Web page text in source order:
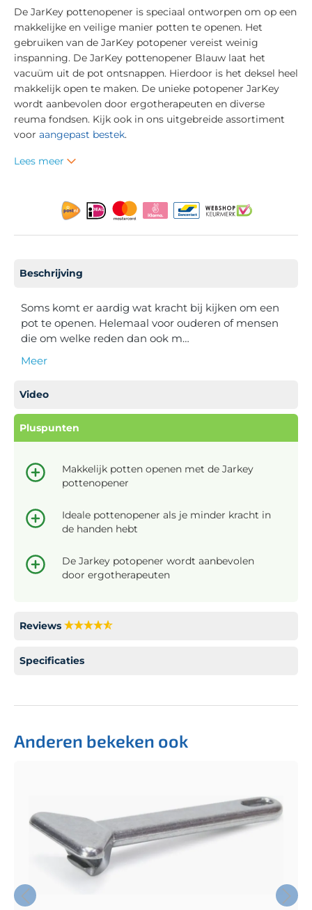
De JarKey pottenopener is speciaal ontworpen om op een
makkelijke en veilige manier potten te openen. Het
gebruiken van de JarKey potopener vereist weinig
inspanning. De JarKey pottenopener Blauw laat het
vacuüm uit de pot ontsnappen. Hierdoor is het deksel heel
makkelijk open te maken. De unieke potopener JarKey
wordt aanbevolen door ergotherapeuten en diverse
reuma fondsen. Kijk ook in ons uitgebreide assortiment
voor aangepast bestek.
Lees meer
Beschrijving
Soms komt er aardig wat kracht bij kijken om een
pot te openen. Helemaal voor ouderen of mensen
die om welke reden dan ook m…
Meer
Video
Pluspunten
Makkelijk potten openen met de Jarkey
pottenopener
Ideale pottenopener als je minder kracht in
de handen hebt
De Jarkey potopener wordt aanbevolen
door ergotherapeuten
Reviews
Specificaties
Anderen bekeken ook